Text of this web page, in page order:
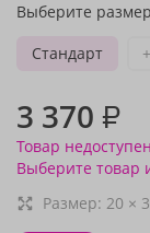
Выберите
Стандарт
3 370 ₽
Товар
Выберите товар
Размер: 20 ×